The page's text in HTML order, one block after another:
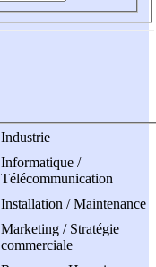
Industrie
Informatique /
Télécommunication
Installation / Maintenance
Marketing / Stratégie
commerciale